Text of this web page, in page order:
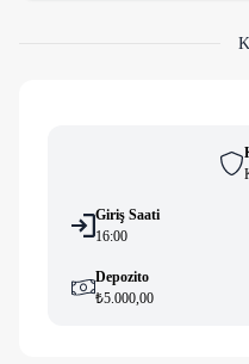
Giriş Saati
16:00
Depozito
₺5.000,00